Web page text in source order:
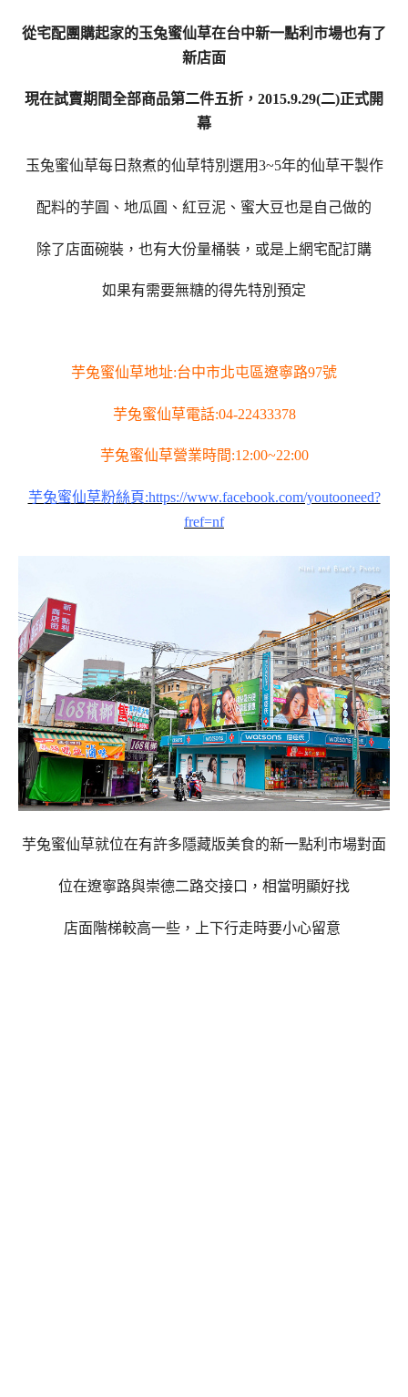
從宅配團購起家的玉兔蜜仙草在台中新一點利市場也有了
新店面
現在試賣期間全部商品第二件五折，2015.9.29(二)正式開
幕
玉兔蜜仙草每日熬煮的仙草特別選用3~5年的仙草干製作
配料的芋圓、地瓜圓、紅豆泥、蜜大豆也是自己做的
除了店面碗裝，也有大份量桶裝，或是上網宅配訂購
如果有需要無糖的得先特別預定
芋兔蜜仙草地址:台中市北屯區遼寧路97號
芋兔蜜仙草電話:04-22433378
芋兔蜜仙草營業時間:12:00~22:00
芋兔蜜仙草粉絲頁:https://www.facebook.com/youtooneed?
fref=nf
芋兔蜜仙草就位在有許多隱藏版美食的新一點利市場對面
位在遼寧路與崇德二路交接口，相當明顯好找
店面階梯較高一些，上下行走時要小心留意